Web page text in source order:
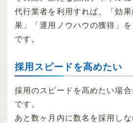
代行業者を利用すれば、「効
果」「運用ノウハウの獲得」
です。
採用スピードを高めたい
採用のスピードを高めたい場
です。
あと数ヶ月内に数名を採用し